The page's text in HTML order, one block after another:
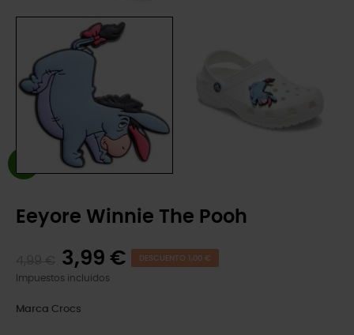
Eeyore Winnie The Pooh
3,99 € DESCUENTO 1,00 €
Impuestos incluidos
Marca Crocs